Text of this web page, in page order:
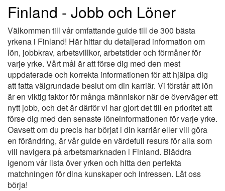
Finland - Jobb och Löner
Välkommen till vår omfattande guide till de 300 bästa
yrkena i Finland! Här hittar du detaljerad information om
lön, jobbkrav, arbetsvillkor, arbetstider och förmåner för
varje yrke. Vårt mål är att förse dig med den mest
uppdaterade och korrekta informationen för att hjälpa dig
att fatta välgrundade beslut om din karriär. Vi förstår att lön
är en viktig faktor för många människor när de överväger ett
nytt jobb, och det är därför vi har gjort det till en prioritet att
förse dig med den senaste löneinformationen för varje yrke.
Oavsett om du precis har börjat i din karriär eller vill göra
en förändring, är vår guide en värdefull resurs för alla som
vill navigera på arbetsmarknaden i Finland. Bläddra
igenom vår lista över yrken och hitta den perfekta
matchningen för dina kunskaper och intressen. Låt oss
börja!